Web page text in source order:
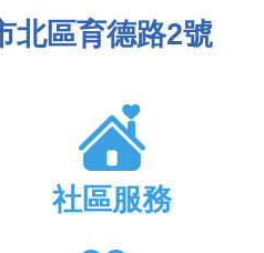
北區育德路2號
社區服務